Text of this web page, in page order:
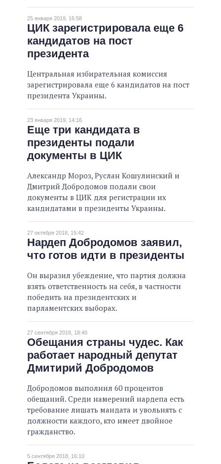
25 января 2019, 16:58
ЦИК зарегистрировала еще 6
кандидатов на пост
президента
Центральная избирательная комиссия
зарегистрировала еще 6 кандидатов на пост
президента Украины.
23 января 2019, 14:16
Еще три кандидата в
президенты подали
документы в ЦИК
Александр Мороз, Руслан Кошулинский и
Дмитрий Добродомов подали свои
документы в ЦИК для регистрации их
кандидатами в президенты Украины.
27 октября 2018, 15:42
Нардеп Добродомов заявил,
что готов идти в президенты
Он выразил убеждение, что партия должна
взять ответственность на себя, в частности
победить на президентских и
парламентских выборах.
27 сентября 2018, 18:40
Обещания страны чудес. Как
работает народный депутат
Дмитирий Добродомов
Добродомов выполнил 60 процентов
обещаний. Среди намерений нардепа есть
требование лишать мандата и увольнять с
должности каждого, кто имеет двойное
гражданство.
5 сентября 2018, 16:10